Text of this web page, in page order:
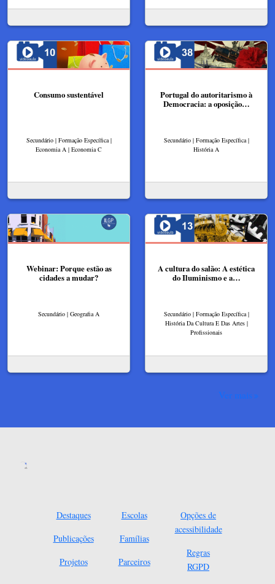
Consumo sustentável
Secundário | Formação Específica |
Economia A | Economia C
Portugal do autoritarismo à
Democracia: a oposição…
Secundário | Formação Específica |
História A
Webinar: Porque estão as
cidades a mudar?
Secundário | Geografia A
A cultura do salão: A estética
do Iluminismo e a…
Secundário | Formação Específica |
História Da Cultura E Das Artes |
Profissionais
Ver mais
Destaques
Publicações
Projetos
Escolas
Famílias
Parceiros
Opções de
acessibilidade
Regras
RGPD